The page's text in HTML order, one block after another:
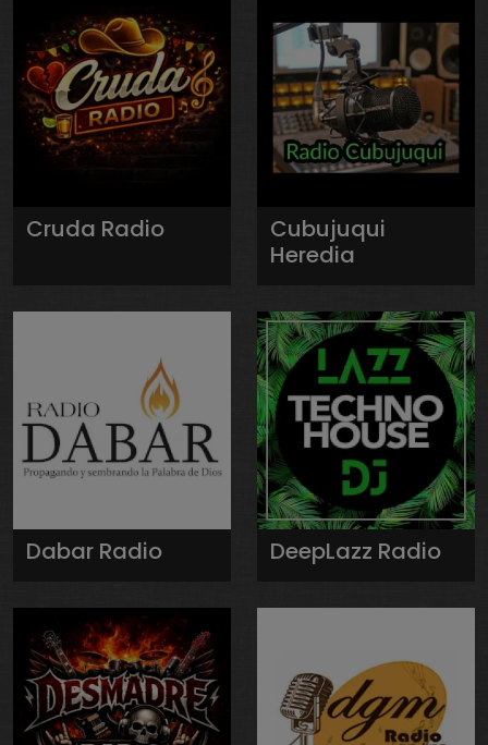
Cruda Radio
Cubujuqui
Heredia
Dabar Radio DeepLazz Radio